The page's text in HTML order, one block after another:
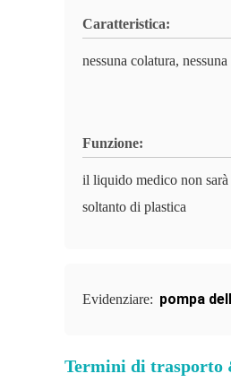
Caratteristica:
nessuna colatura,
Funzione:
il liquido medico non
soltanto di plastica
Evidenziare: pompa
Termini di trasporto